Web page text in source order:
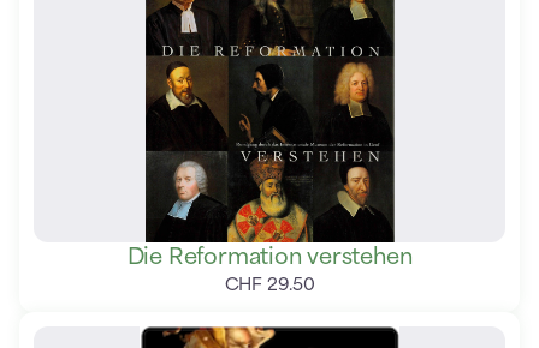
Die Reformation verstehen
CHF 29.50